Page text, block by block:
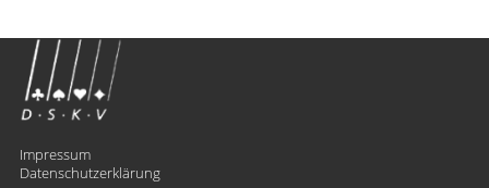
Impressum
Datenschutzerklärung